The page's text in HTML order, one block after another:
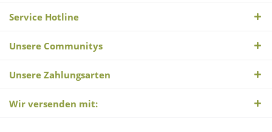
Service Hotline
Unsere Communitys
Unsere Zahlungsarten
Wir versenden mit: